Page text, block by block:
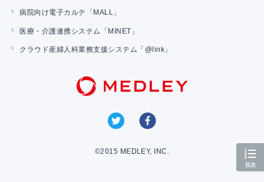
病院向け電子カルテ「MALL」
医療・介護連携システム「MINET」
クラウド産婦人科業務支援システム「@link」
©2015 MEDLEY, INC.
目次